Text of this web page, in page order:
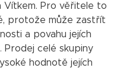
Vítkem. Pro věřitele to
protože může zastřít
a povahu jejích
Prodej celé skupiny
hodnotě jejích